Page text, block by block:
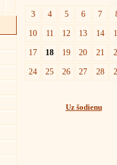
3
4 5 6 7
10
11 12 13 14
17
18 19 20 21
24
25 26 27 28
Uz šodienu